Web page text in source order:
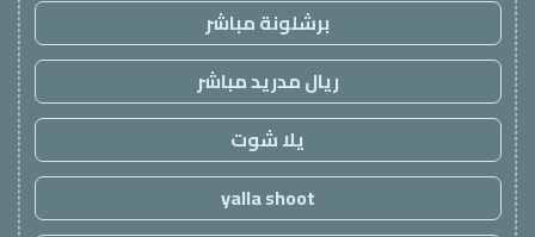
برشلونة مباشر
ريال مدريد مباشر
يلا شوت
yalla shoot